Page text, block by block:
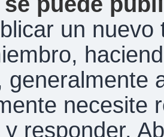
un
generalmente
necesite
y responder.